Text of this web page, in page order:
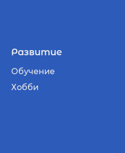
Развитие
Обучение
Хобби